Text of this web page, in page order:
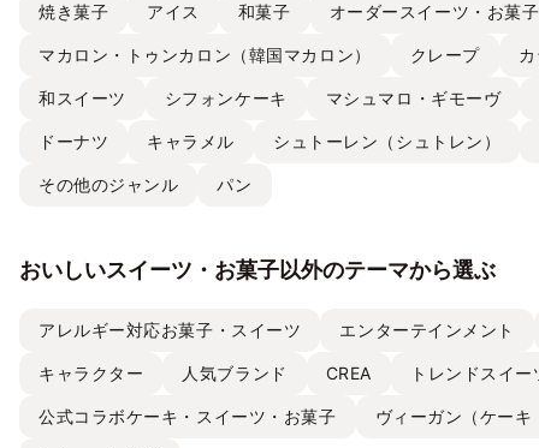
焼き菓子 アイス 和菓子 オーダースイーツ・お菓子
マカロン・トゥンカロン（韓国マカロン） クレープ
和スイーツ シフォンケーキ マシュマロ・ギモーヴ
ドーナツ キャラメル シュトーレン（シュトレン）
その他のジャンル パン
おいしいスイーツ・お菓子以外のテーマから選ぶ
アレルギー対応お菓子・スイーツ エンターテインメント
キャラクター 人気ブランド CREA トレンドスイ
公式コラボケーキ・スイーツ・お菓子 ヴィーガン（ケー